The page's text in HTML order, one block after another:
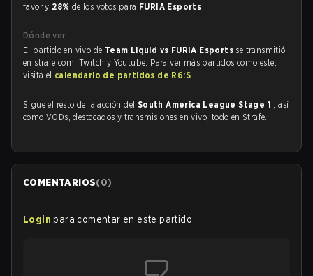
favor y 28% de los votos para FURIA Esports .
Dónde ver
El partido en vivo de Team Liquid vs FURIA Esports se transmitió
en strafe.com, Twitch y Youtube. Para ver más partidos como este,
visita el calendario de partidos de R6:S .
Sigue el resto de la acción del South America League Stage 1 , así
como VODs, destacados y transmisiones en vivo, todo en Strafe.
COMENTARIOS(0)
Login para comentar en este partido